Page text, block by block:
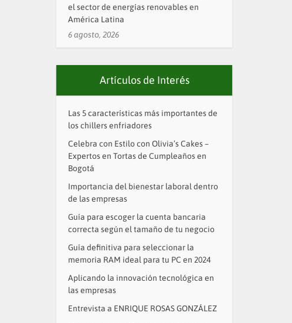
el sector de energías renovables en
América Latina
6 agosto, 2026
Artículos de Interés
Las 5 características más importantes de
los chillers enfriadores
Celebra con Estilo con Olivia’s Cakes –
Expertos en Tortas de Cumpleaños en
Bogotá
Importancia del bienestar laboral dentro
de las empresas
Guía para escoger la cuenta bancaria
correcta según el tamaño de tu negocio
Guía definitiva para seleccionar la
memoria RAM ideal para tu PC en 2024
Aplicando la innovación tecnológica en
las empresas
Entrevista a ENRIQUE ROSAS GONZÁLEZ